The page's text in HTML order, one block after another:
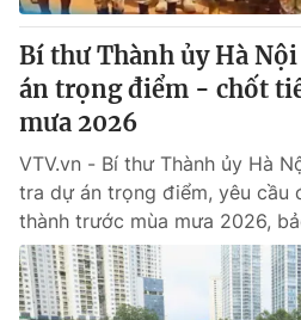
Bí thư Thành ủy Hà
án trọng điểm - chốt
mưa 2026
VTV.vn - Bí thư Thành ủy Hà
tra dự án trọng điểm, yêu cầu
thành trước mùa mưa 2026,